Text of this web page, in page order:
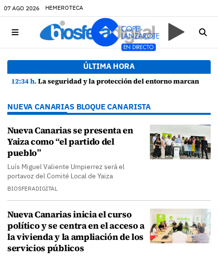
07 AGO 2026 HEMEROTECA
ÚLTIMA HORA
12:34 h.La seguridad y la protección del entorno marcan la planificación de las Fiestas de La Caleta de Famara
NUEVA CANARIAS BLOQUE CANARISTA
Nueva Canarias se presenta en
Yaiza como “el partido del
pueblo”
Luís Miguel Valiente Umpierrez será el
portavoz del Comité Local de Yaiza
BIOSFERADIGITAL
Nueva Canarias inicia el curso
político y se centra en el acceso a
la vivienda y la ampliación de los
servicios públicos